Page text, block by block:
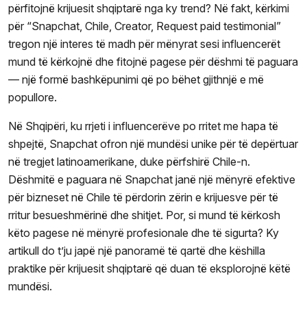
përfitojnë krijuesit shqiptarë nga ky trend? Në fakt, kërkimi
për “Snapchat, Chile, Creator, Request paid testimonial”
tregon një interes të madh për mënyrat sesi influencerët
mund të kërkojnë dhe fitojnë pagese për dëshmi të paguara
— një formë bashkëpunimi që po bëhet gjithnjë e më
popullore.
Në Shqipëri, ku rrjeti i influencerëve po rritet me hapa të
shpejtë, Snapchat ofron një mundësi unike për të depërtuar
në tregjet latinoamerikane, duke përfshirë Chile-n.
Dëshmitë e paguara në Snapchat janë një mënyrë efektive
për bizneset në Chile të përdorin zërin e krijuesve për të
rritur besueshmërinë dhe shitjet. Por, si mund të kërkosh
këto pagese në mënyrë profesionale dhe të sigurta? Ky
artikull do t’ju japë një panoramë të qartë dhe këshilla
praktike për krijuesit shqiptarë që duan të eksplorojnë këtë
mundësi.